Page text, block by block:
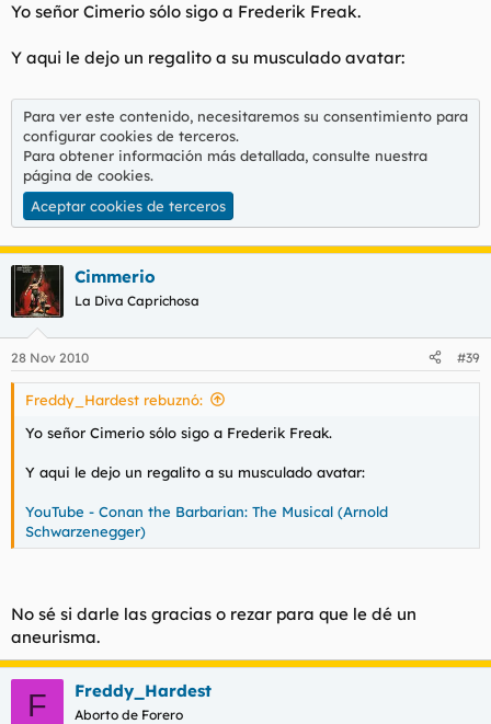
Yo señor Cimerio sólo sigo a Frederik Freak.
Y aqui le dejo un regalito a su musculado avatar:
Para ver este contenido, necesitaremos su consentimiento para
configurar cookies de terceros.
Para obtener información más detallada, consulte nuestra
página de cookies.
Aceptar cookies de terceros
Cimmerio
La Diva Caprichosa
28 Nov 2010 #39
Freddy_Hardest rebuznó:
Yo señor Cimerio sólo sigo a Frederik Freak.
Y aqui le dejo un regalito a su musculado avatar:
YouTube - Conan the Barbarian: The Musical (Arnold
Schwarzenegger)
No sé si darle las gracias o rezar para que le dé un
aneurisma.
F Freddy_Hardest
Aborto de Forero